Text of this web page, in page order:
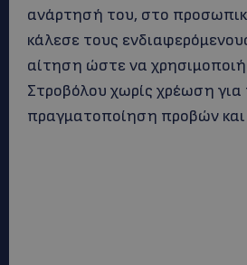
ανάρτησή του, στο
κάλεσε τους
αίτηση ώστε να
Στροβόλου χωρίς χρέωση για
πραγματοποίηση προβών και